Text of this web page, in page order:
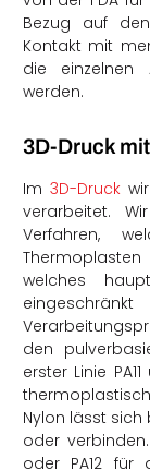
Bezug auf
Kontakt mit
die einzelnen
werden.
3D-Druck
Im 3D-Druck
verarbeitet.
Verfahren,
welches
den
erster Linie
Nylon lässt
oder
oder PA12 für